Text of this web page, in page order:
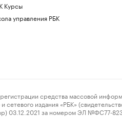
Курсы
управления РБК
средства массовой
издания «РБК»
03.12.2021 за номером ЭЛ №ФС77-